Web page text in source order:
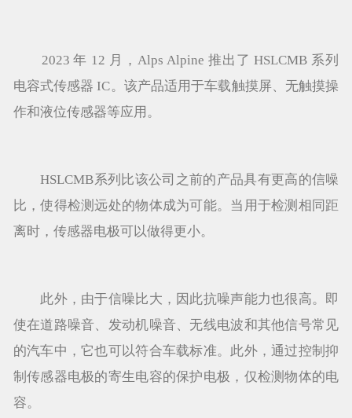
2023 年 12 月，Alps Alpine 推出了 HSLCMB 系列
电容式传感器 IC。该产品适用于车载触摸屏、无触摸操
作和液位传感器等应用。
HSLCMB系列比该公司之前的产品具有更高的信噪
比，使得检测远处的物体成为可能。当用于检测相同距
离时，传感器电极可以做得更小。
此外，由于信噪比大，因此抗噪声能力也很高。即
使在道路噪音、发动机噪音、无线电波和其他信号常见
的汽车中，它也可以符合车载标准。此外，通过控制抑
制传感器电极的寄生电容的保护电极，仅检测物体的电
容。